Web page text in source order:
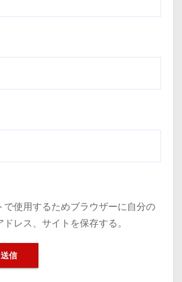
で使用するためブラウザーに自分の
レス、サイトを保存する。